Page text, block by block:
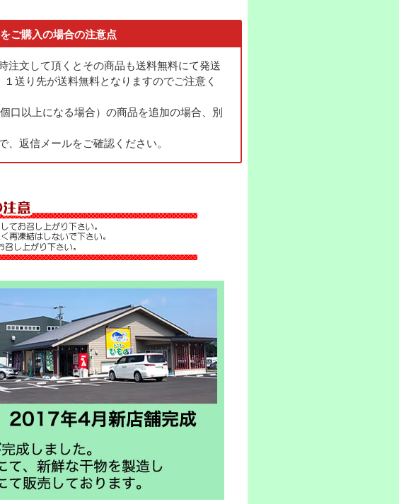
ご購入の場合の注意点
注文して頂くとその商品も送料無料にて発送
送り先が送料無料となりますのでご注意く
以上になる場合）の商品を追加の場合、別
返信メールをご確認ください。